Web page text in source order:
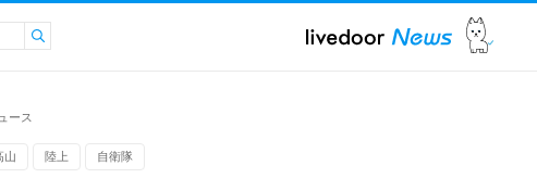
ース
山 陸上 自衛隊